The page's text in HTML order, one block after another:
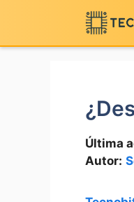
contenido
Última
Autor: